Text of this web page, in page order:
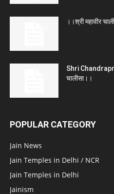
।।श्री महावीर
Shri
चालीसा।।
POPULAR CATEGORY
Jain News
Jain Temples in Delhi / NCR
Jain Temples in Delhi
Jainism